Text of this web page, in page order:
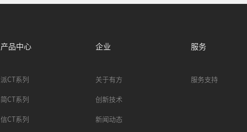
产品中心
派CT系列
简CT系列
信CT系列
企业
关于有方
创新技术
新闻动态
服务
服务支持